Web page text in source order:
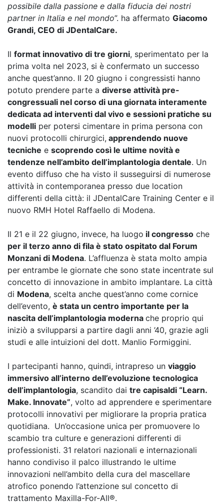
possibile dalla passione e dalla fiducia dei nostri
partner in Italia e nel mondo”. ha affermato Giacomo
Grandi, CEO di JDentalCare.
Il format innovativo di tre giorni, sperimentato per la
prima volta nel 2023, si è confermato un successo
anche quest’anno. Il 20 giugno i congressisti hanno
potuto prendere parte a diverse attività pre-
congressuali nel corso di una giornata interamente
dedicata ad interventi dal vivo e sessioni pratiche su
modelli per potersi cimentare in prima persona con
nuovi protocolli chirurgici, apprendendo nuove
tecniche e scoprendo così le ultime novità e
tendenze nell’ambito dell’implantologia dentale. Un
evento diffuso che ha visto il susseguirsi di numerose
attività in contemporanea presso due location
differenti della città: il JDentalCare Training Center e il
nuovo RMH Hotel Raffaello di Modena.
Il 21 e il 22 giugno, invece, ha luogo il congresso che
per il terzo anno di fila è stato ospitato dal Forum
Monzani di Modena. L’affluenza è stata molto ampia
per entrambe le giornate che sono state incentrate sul
concetto di innovazione in ambito implantare. La città
di Modena, scelta anche quest’anno come cornice
dell’evento, è stata un centro importante per la
nascita dell’implantologia moderna che proprio qui
iniziò a svilupparsi a partire dagli anni ’40, grazie agli
studi e alle intuizioni del dott. Manlio Formiggini.
I partecipanti hanno, quindi, intrapreso un viaggio
immersivo all’interno dell’evoluzione tecnologica
dell’implantologia, scandito dai tre capisaldi “Learn.
Make. Innovate”, volto ad apprendere e sperimentare
protocolli innovativi per migliorare la propria pratica
quotidiana. Un’occasione unica per promuovere lo
scambio tra culture e generazioni differenti di
professionisti. 31 relatori nazionali e internazionali
hanno condiviso il palco illustrando le ultime
innovazioni nell’ambito della cura del mascellare
atrofico ponendo l’attenzione sul concetto di
trattamento Maxilla-For-All®.